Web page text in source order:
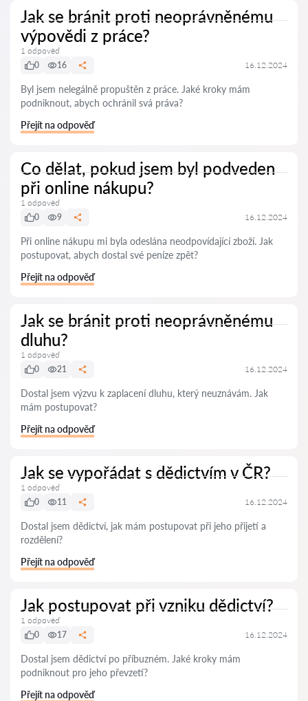
Jak se bránit proti neoprávněnému
výpovědi z práce?
1 odpověď
0
16 16.12.2024
Byl jsem nelegálně propuštěn z práce. Jaké kroky mám
podniknout, abych ochránil svá práva?
Přejít na odpověď
Co dělat, pokud jsem byl podveden
při online nákupu?
1 odpověď
0
9 16.12.2024
Při online nákupu mi byla odeslána neodpovídající zboží. Jak
postupovat, abych dostal své peníze zpět?
Přejít na odpověď
Jak se bránit proti neoprávněnému
dluhu?
1 odpověď
0
21 16.12.2024
Dostal jsem výzvu k zaplacení dluhu, který neuznávám. Jak
mám postupovat?
Přejít na odpověď
Jak se vypořádat s dědictvím v ČR?
1 odpověď
0
11 16.12.2024
Dostal jsem dědictví, jak mám postupovat při jeho přijetí a
rozdělení?
Přejít na odpověď
Jak postupovat při vzniku dědictví?
1 odpověď
0
17 16.12.2024
Dostal jsem dědictví po příbuzném. Jaké kroky mám
podniknout pro jeho převzetí?
Přejít na odpověď